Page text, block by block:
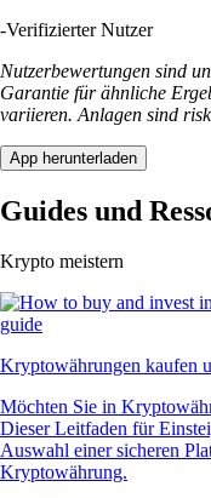
-Verifizierter Nutzer
Nutzerbewertungen sind
Garantie für ähnliche
variieren. Anlagen sind
App herunterladen
Guides und
Krypto meistern
Kryptowährungen kaufen
Möchten Sie in
Dieser Leitfaden für
Auswahl einer sicheren
Kryptowährung.